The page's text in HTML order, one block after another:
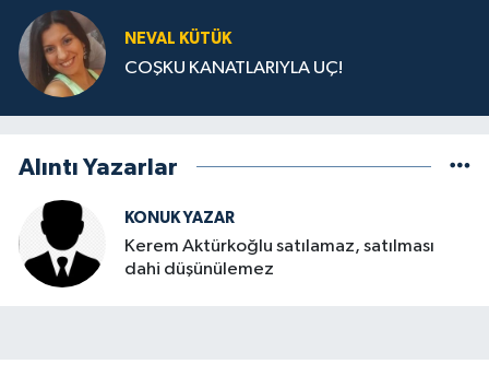
NEVAL KÜTÜK
COŞKU KANATLARIYLA UÇ!
Alıntı Yazarlar
KONUK YAZAR
Kerem Aktürkoğlu satılamaz, satılması
dahi düşünülemez